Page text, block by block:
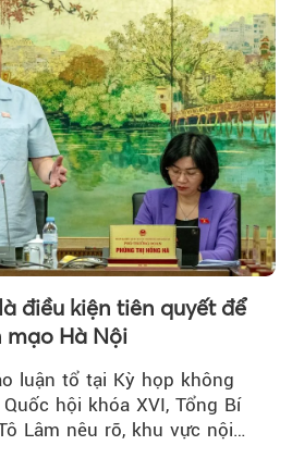
điều kiện tiên quyết để
mạo Hà Nội
luận tổ tại Kỳ họp không
hội khóa XVI, Tổng Bí
Lâm nêu rõ, khu vực nội